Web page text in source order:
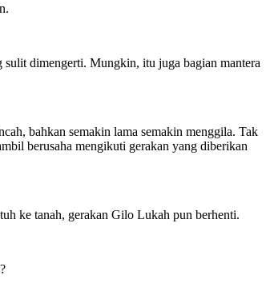
dimengerti. Mungkin, itu juga bagian mantera
bahkan semakin lama semakin menggila. Tak
berusaha mengikuti gerakan yang diberikan
ke tanah, gerakan Gilo Lukah pun berhenti.